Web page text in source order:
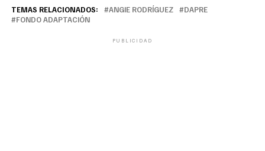
TEMAS RELACIONADOS: ANGIE RODRÍGUEZ
DAPRE
FONDO ADAPTACIÓN
PUBLICIDAD